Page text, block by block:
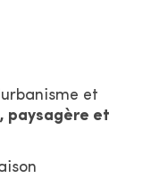
et
paysagère et